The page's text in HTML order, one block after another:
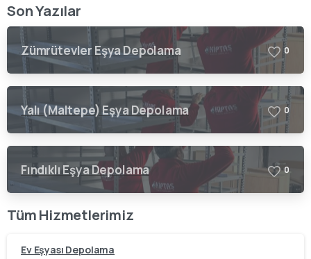
Son Yazılar
Zümrütevler Eşya Depolama 0
Yalı (Maltepe) Eşya Depolama 0
Fındıklı Eşya Depolama 0
Tüm Hizmetlerimiz
Ev Eşyası Depolama